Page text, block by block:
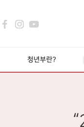
청년부란?